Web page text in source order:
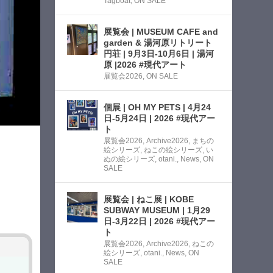
展覧会 | MUSEUM CAFE and
garden & 湯河原リトリート
円荘 | 9月3日-10月6日 | 湯河
原 |2026 #現代アート
展覧会2026,ON SALE
個展 | OH MY PETS | 4月24
日-5月24日 | 2026 #現代アー
ト
展覧会2026,Archive2026, まちの
絵シリーズ,ねこの絵シリーズ, い
ぬの絵シリーズ,otani., News,ON
SALE
展覧会 | ねこ展 | KOBE
SUBWAY MUSEUM | 1月29
日-3月22日 | 2026 #現代アー
ト
展覧会2026,Archive2026,ねこの
絵シリーズ,otani., News,ON
SALE